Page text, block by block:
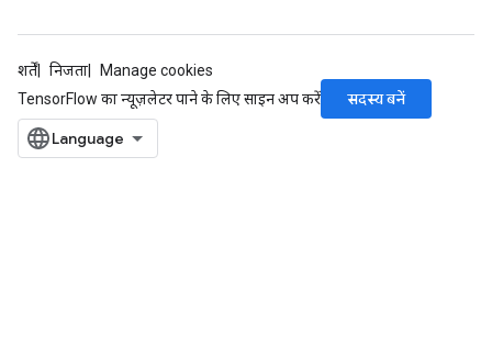
शर्तें निजता
Manage cookies
TensorFlow का न्यूज़लेटर पाने के लिए साइन अप करें
सदस्य बनें